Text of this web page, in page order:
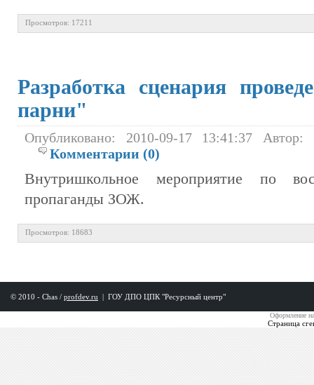
Просмотров: 17211
Разработка сценария
парни"
Опубликовано: 2010-09-17 13:41:37 Автор:
Комментарии (0)
Внутришкольное мероприятие по
пропаганды ЗОЖ.
Просмотров: 18683
© 2010 - Chas / profdev.ru | ГОУ ДПО ЦПК "Ресурсный центр"
Оформление
Страница